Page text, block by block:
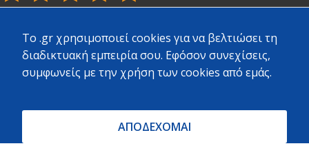
97 reviews · 3 photos
Πολύ καλή εξυπηρέτηση και ποικιλία υλικών.
ΝΙΚΟΣ ΖΟΥΧΟΣΤΑΘΗΣ · Local Guide ·
To .gr χρησιμοποιεί cookies για να βελτιώσει τη
διαδικτυακή εμπειρία σου. Εφόσον συνεχίσεις,
συμφωνείς με την χρήση των cookies από εμάς.
ΑΠΟΔΕΧΟΜΑΙ